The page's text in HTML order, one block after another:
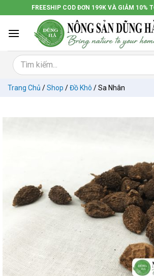
đến
dung
FREESHIP COD ĐƠN 199K VÀ GIẢM 10%
Trang Chủ /Shop /Đồ Khô /Sa Nhân